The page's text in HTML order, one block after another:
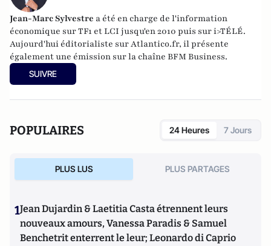
Jean-Marc Sylvestre a été en charge de l'information
économique sur TF1 et LCI jusqu'en 2010 puis sur i>TÉLÉ.
Aujourd'hui éditorialiste sur Atlantico.fr, il présente
également une émission sur la chaîne BFM Business.
SUIVRE
POPULAIRES 24 Heures 7 Jours
PLUS LUS PLUS PARTAGES
1Jean Dujardin & Laetitia Casta étrennent leurs
nouveaux amours, Vanessa Paradis & Samuel
Benchetrit enterrent le leur; Leonardo di Caprio